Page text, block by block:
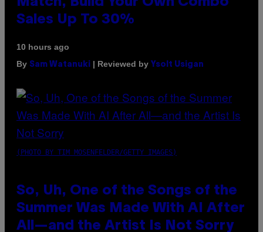
Sales Up To 30%
10 hours ago
By Sam Watanuki | Reviewed by Ysolt Usigan
(PHOTO BY TIM MOSENFELDER/GETTY IMAGES)
So, Uh, One of the Songs of the
Summer Was Made With AI After
All—and the Artist Is Not Sorry